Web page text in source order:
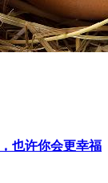
也许你会更幸福